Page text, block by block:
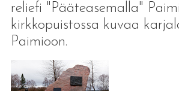
reliefi "Pääteasemalla"
kirkkopuistossa kuvaa
Paimioon.